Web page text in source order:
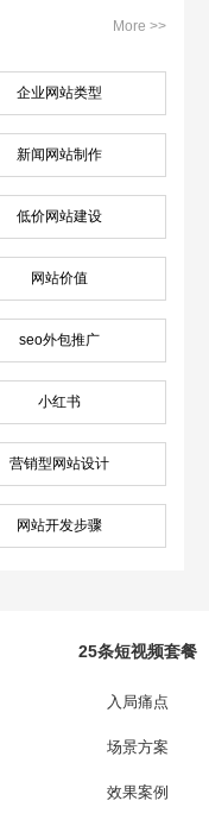
More >>
企业网站类型
新闻网站制作
低价网站建设
网站价值
seo外包推广
小红书
营销型网站设计
网站开发步骤
25条短视频套餐
入局痛点
场景方案
效果案例